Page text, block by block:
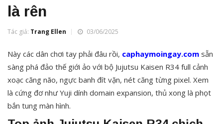
là rên
Tác giả: Trang Ellen 03/06/2025
Này các dân chơi tay phải đâu rồi, caphaymoingay.com sẵn
sàng phá đảo thế giới ảo với bộ Jujutsu Kaisen R34 full cảnh
xoạc căng não, ngực banh đít vặn, nét căng từng pixel. Xem
là cứng đơ như Yuji dính domain expansion, thủ xong là phọt
bắn tung màn hình.